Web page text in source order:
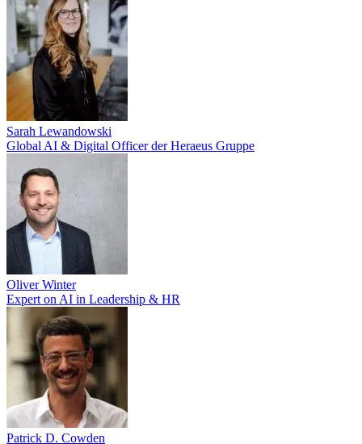
Sarah Lewandowski
Global AI & Digital Officer der Heraeus Gruppe
Oliver Winter
Expert on AI in Leadership & HR
Patrick D. Cowden